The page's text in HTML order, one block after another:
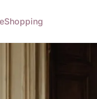
Shopping